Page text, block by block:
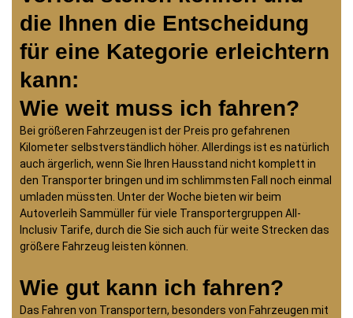
die Ihnen die Entscheidung
für eine Kategorie erleichtern
kann:
Wie weit muss ich fahren?
Bei größeren Fahrzeugen ist der Preis pro gefahrenen
Kilometer selbstverständlich höher. Allerdings ist es natürlich
auch ärgerlich, wenn Sie Ihren Hausstand nicht komplett in
den Transporter bringen und im schlimmsten Fall noch einmal
umladen müssten. Unter der Woche bieten wir beim
Autoverleih Sammüller für viele Transportergruppen All-
Inclusiv Tarife, durch die Sie sich auch für weite Strecken das
größere Fahrzeug leisten können.
Wie gut kann ich fahren?
Das Fahren von Transportern, besonders von Fahrzeugen mit